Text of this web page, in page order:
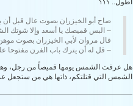
أطول.. ؟؟؟
صاح أبو الخيزران بصوت عال قبل أن
– البس قميصك يا أسعد وإلا شوتك
قال مروان لأبي الخيزران بصوت
– قل له أن يترك باب الفرن مفتوحا
هل عرفت الشمس يومها قميصاً من رجل، وهل
الشمس التي قتلتكم، ذاتها هي من ستجعل